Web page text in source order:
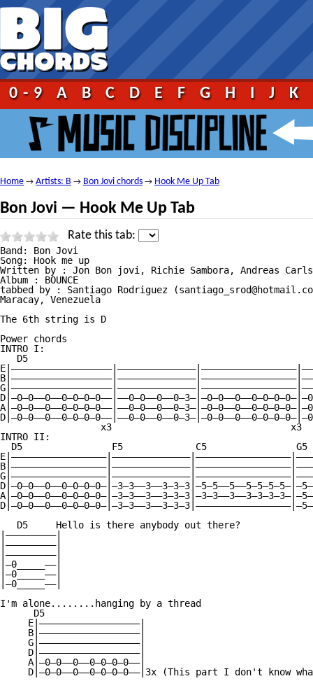
0-9 A B C D E F G H I J K
Home → Artists: B → Bon Jovi chords → Hook Me Up Tab
Bon Jovi — Hook Me Up Tab
Rate this tab:
Band: Bon Jovi
Song: Hook me up
Written by : Jon Bon jovi, Richie Sambora, Andreas
Album : BOUNCE
tabbed by : Santiago Rodriguez
Maracay, Venezuela
The 6th string is D
Power chords
INTRO I:
   D5
                  x3                                x3
INTRO II:
  D5                F5             C5                G5
D5     Hello is there anybody
|—————————|
|—————————|
|—————————|
|—0_____——|
|—0_____——|
|—0_____——|
I'm alone........hanging by a thread
      D5
     E|——————————————————|
     B|——————————————————|
     G|——————————————————|
     D|——————————————————|
     A|—0—0——0——0—0—0—0——|
D|—0—0——0——0—0—0—0——|3x (This part I don't know